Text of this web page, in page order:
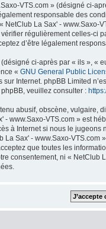
VTS.com » (désigné ci-
responsable des
NetClub La Sax' -
régulièrement celles-ci
d’être légalement
ci-après par « ils », «
« GNU General Public
Internet. phpBB Limited
veuillez consulter :
abusif, obscène, vulgaire,
- www.Saxo-VTS.com » est
à Internet si nous le
La Sax' - www.Saxo-
que toutes les
consentement, ni « NetClub